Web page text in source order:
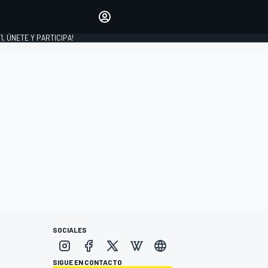
INICIAR SESIÓN
ÚNETE Y PARTICIPA!
SOCIALES
SIGUE EN CONTACTO